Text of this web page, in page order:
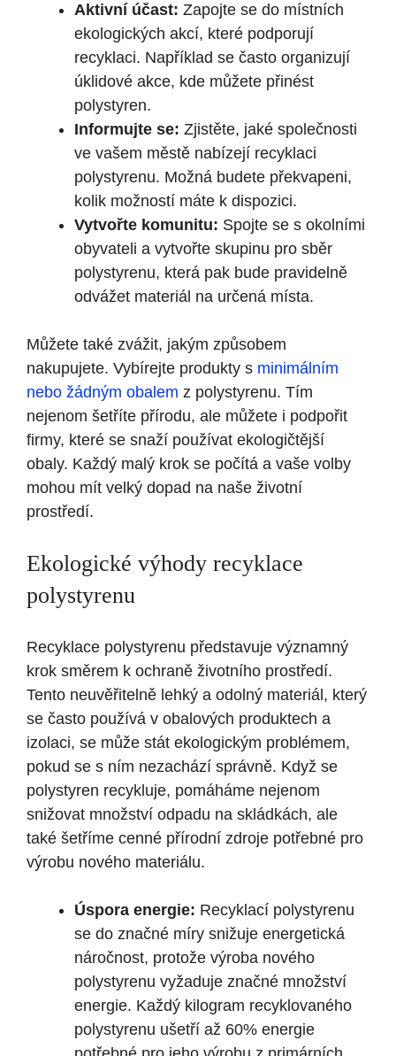
Aktivní účast: Zapojte se do místních
ekologických akcí, které podporují
recyklaci. Například se často organizují
úklidové akce, kde můžete přinést
polystyren.
Informujte se: Zjistěte, jaké společnosti
ve vašem městě nabízejí recyklaci
polystyrenu. Možná budete překvapeni,
kolik možností máte k dispozici.
Vytvořte komunitu: Spojte se s okolními
obyvateli a vytvořte skupinu pro sběr
polystyrenu, která pak bude pravidelně
odvážet materiál na určená místa.
Můžete také zvážit, jakým způsobem
nakupujete. Vybírejte produkty s minimálním
nebo žádným obalem z polystyrenu. Tím
nejenom šetříte přírodu, ale můžete i podpořit
firmy, které se snaží používat ekologičtější
obaly. Každý malý krok se počítá a vaše volby
mohou mít velký dopad na naše životní
prostředí.
Ekologické výhody recyklace
polystyrenu
Recyklace polystyrenu představuje významný
krok směrem k ochraně životního prostředí.
Tento neuvěřitelně lehký a odolný materiál, který
se často používá v obalových produktech a
izolaci, se může stát ekologickým problémem,
pokud se s ním nezachází správně. Když se
polystyren recykluje, pomáháme nejenom
snižovat množství odpadu na skládkách, ale
také šetříme cenné přírodní zdroje potřebné pro
výrobu nového materiálu.
Úspora energie: Recyklací polystyrenu
se do značné míry snižuje energetická
náročnost, protože výroba nového
polystyrenu vyžaduje značné množství
energie. Každý kilogram recyklovaného
polystyrenu ušetří až 60% energie